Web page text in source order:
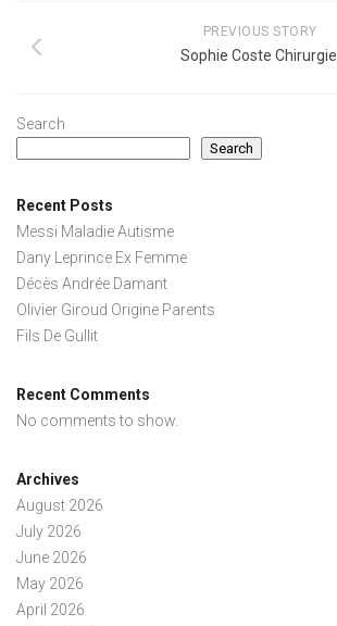
PREVIOUS STORY
Sophie Coste Chirurgie
Search
Search
Recent Posts
Messi Maladie Autisme
Dany Leprince Ex Femme
Décès Andrée Damant
Olivier Giroud Origine Parents
Fils De Gullit
Recent Comments
No comments to show.
Archives
August 2026
July 2026
June 2026
May 2026
April 2026